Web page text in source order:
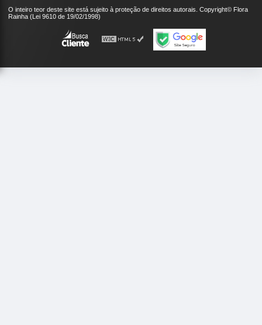
O inteiro teor deste site está sujeito à proteção de direitos autorais. Copyright© Flora
Rainha (Lei 9610 de 19/02/1998)